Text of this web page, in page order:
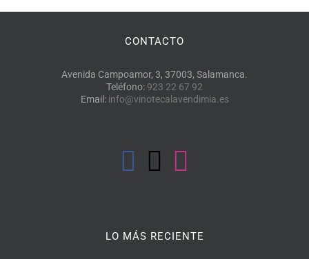
CONTACTO
Avenida Campoamor, 3, 37003, Salamanca.
Teléfono: 923 22 67 92
Email: info@vinotecalavendimia.es
LO MÁS RECIENTE